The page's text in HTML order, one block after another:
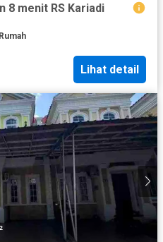
8 menit RS Kariadi
Rumah
Lihat detail